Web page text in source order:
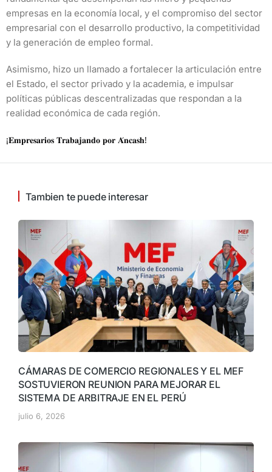
empresas en la economía local, y el compromiso del sector
empresarial con el desarrollo productivo, la competitividad
y la generación de empleo formal.
Asimismo, hizo un llamado a fortalecer la articulación entre
el Estado, el sector privado y la academia, e impulsar
políticas públicas descentralizadas que respondan a la
realidad económica de cada región.
¡𝐄𝐦𝐩𝐫𝐞𝐬𝐚𝐫𝐢𝐨𝐬 𝐓𝐫𝐚𝐛𝐚𝐣𝐚𝐧𝐝𝐨 𝐩𝐨𝐫 𝐀́𝐧𝐜𝐚𝐬𝐡!
Tambien te puede interesar
CÁMARAS DE COMERCIO REGIONALES Y EL MEF
SOSTUVIERON REUNION PARA MEJORAR EL
SISTEMA DE ARBITRAJE EN EL PERÚ
julio 6, 2026